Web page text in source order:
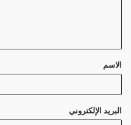
ق
*
الاسم
البريد الإلكتروني